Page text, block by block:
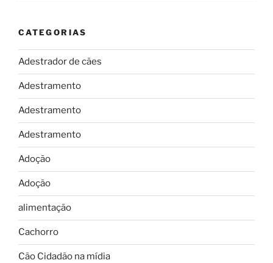
CATEGORIAS
Adestrador de cães
Adestramento
Adestramento
Adestramento
Adoção
Adoção
alimentação
Cachorro
Cão Cidadão na mídia